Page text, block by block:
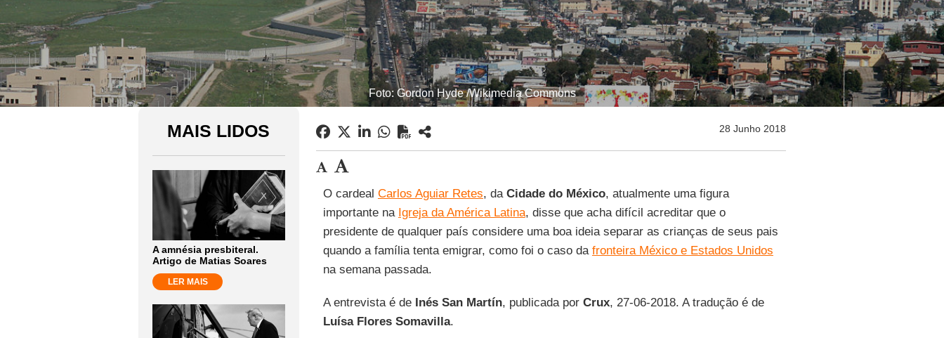
Foto: Gordon Hyde /Wikimedia Commons
MAIS LIDOS
A amnésia presbiteral.
Artigo de Matias Soares
LER MAIS
28 Junho 2018
O cardeal Carlos Aguiar Retes, da Cidade do México, atualmente uma figura
importante na Igreja da América Latina, disse que acha difícil acreditar que o
presidente de qualquer país considere uma boa ideia separar as crianças de seus pais
quando a família tenta emigrar, como foi o caso da fronteira México e Estados Unidos
na semana passada.
A entrevista é de Inés San Martín, publicada por Crux, 27-06-2018. A tradução é de
Luísa Flores Somavilla.